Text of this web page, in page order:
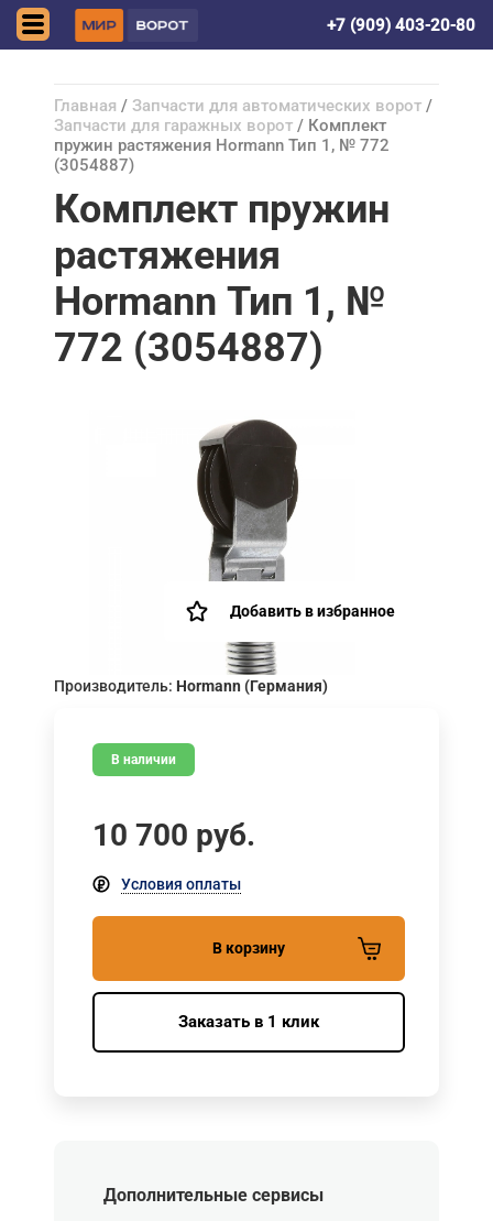
+7 (909) 403-20-80
Главная / Запчасти для автоматических ворот /
Запчасти для гаражных ворот / Комплект
пружин растяжения Hormann Тип 1, № 772
(3054887)
Комплект пружин
растяжения
Hormann Тип 1, №
772 (3054887)
Добавить в избранное
Производитель: Hormann (Германия)
В наличии
10 700 руб.
Условия оплаты
В корзину
Заказать в 1 клик
Дополнительные сервисы